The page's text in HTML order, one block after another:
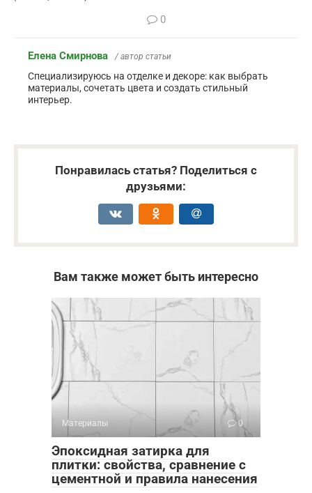
0
Елена Смирнова / автор статьи
Специализируюсь на отделке и декоре: как выбрать
материалы, сочетать цвета и создать стильный
интерьер.
Понравилась статья? Поделиться с
друзьями:
Вам также может быть интересно
Материалы 0
Эпоксидная затирка для
плитки: свойства, сравнение с
цементной и правила нанесения